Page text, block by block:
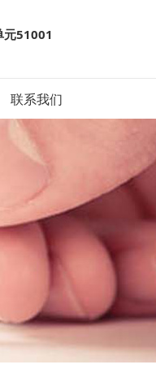
元51001
联系我们